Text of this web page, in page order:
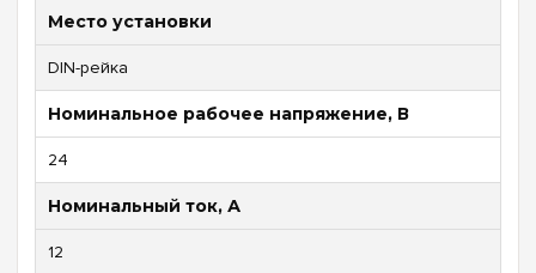
Место установки
DIN-рейка
Номинальное рабочее напряжение, В
24
Номинальный ток, А
12